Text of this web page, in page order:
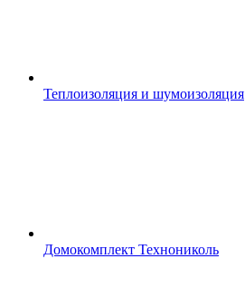
Теплоизоляция и шумоизоляция
Домокомплект Технониколь